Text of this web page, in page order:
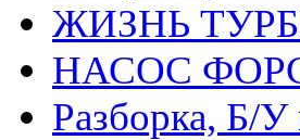
ЖИЗНЬ
НАСОС
Разборка, Б/У